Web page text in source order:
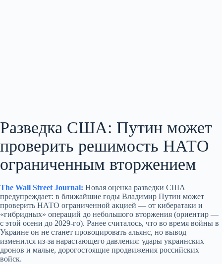
Разведка США: Путин может
проверить решимость НАТО
ограниченным вторжением
The Wall Street Journal: Новая оценка разведки США
предупреждает: в ближайшие годы Владимир Путин может
проверить НАТО ограниченной акцией — от кибератаки и
«гибридных» операций до небольшого вторжения (ориентир —
с этой осени до 2029‑го). Ранее считалось, что во время войны в
Украине он не станет провоцировать альянс, но вывод
изменился из‑за нарастающего давления: удары украинских
дронов и малые, дорогостоящие продвижения российских
войск.